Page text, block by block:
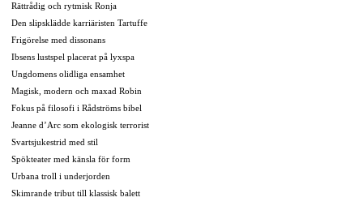
Rättrådig och rytmisk Ronja
Den slipsklädde karriäristen Tartuffe
Frigörelse med dissonans
Ibsens lustspel placerat på lyxspa
Ungdomens olidliga ensamhet
Magisk, modern och maxad Robin
Fokus på filosofi i Rådströms bibel
Jeanne d’Arc som ekologisk terrorist
Svartsjukestrid med stil
Spökteater med känsla för form
Urbana troll i underjorden
Skimrande tribut till klassisk balett